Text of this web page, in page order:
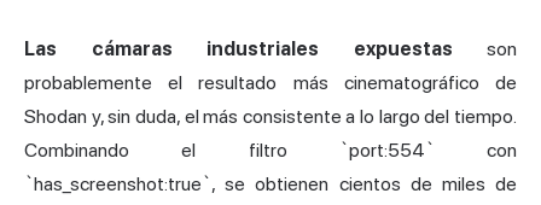
Las cámaras industriales expuestas son
probablemente el resultado más cinematográfico de
Shodan y, sin duda, el más consistente a lo largo del tiempo.
Combinando el filtro `port:554` con
`has_screenshot:true`, se obtienen cientos de miles de